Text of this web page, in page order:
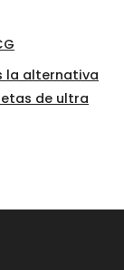
la alternativa
de ultra